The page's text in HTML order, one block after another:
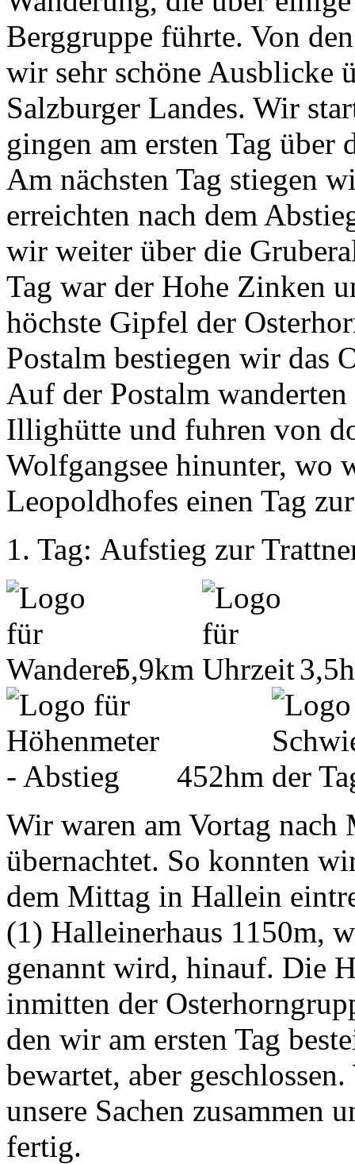
Berggruppe führte. Von
wir sehr schöne Ausblicke
Salzburger Landes. Wir
gingen am ersten Tag über
Am nächsten Tag stiegen
erreichten nach dem
wir weiter über die
Tag war der Hohe Zinken
höchste Gipfel der
Postalm bestiegen wir das
Auf der Postalm
Illighütte und fuhren von
Wolfgangsee hinunter, wo
Leopoldhofes einen Tag
1. Tag: Aufstieg zur
5,9km
452hm
Wir waren am Vortag nach
übernachtet. So konnten
dem Mittag in Hallein
(1) Halleinerhaus 1150m,
genannt wird, hinauf. Die
inmitten der
den wir am ersten Tag
bewartet, aber
unsere Sachen zusammen
fertig.